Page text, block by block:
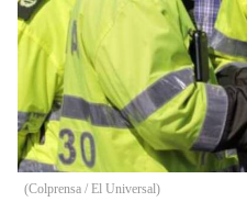
(Colprensa / El Universal)